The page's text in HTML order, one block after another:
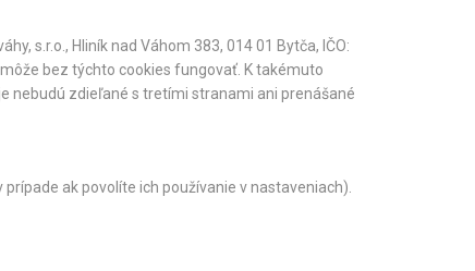
s.r.o., Hliník nad Váhom 383, 014 01 Bytča, IČO:
bez týchto cookies fungovať. K takémuto
nebudú zdieľané s tretími stranami ani prenášané
ak povolíte ich používanie v nastaveniach).